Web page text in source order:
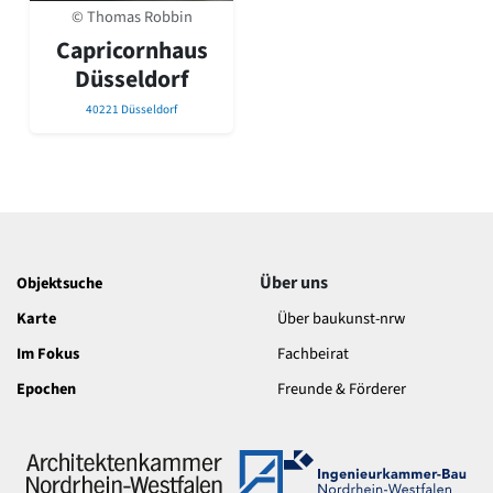
David Chipperfield
Gottfried Böhm
Schneider von Esleben
Peter Behrens
1950er-70er Jahre
Moderne
Jugendstil
Historismus
Renaissance
Gotik
© Thomas Robbin
Capricornhaus
Düsseldorf
40221 Düsseldorf
Objektsuche
Karte
Im Fokus
Epochen
Über uns
Über baukunst-nrw
Fachbeirat
Freunde & Förderer